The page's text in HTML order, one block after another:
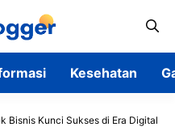
Kesehatan
Bisnis Kunci Sukses di Era Digital